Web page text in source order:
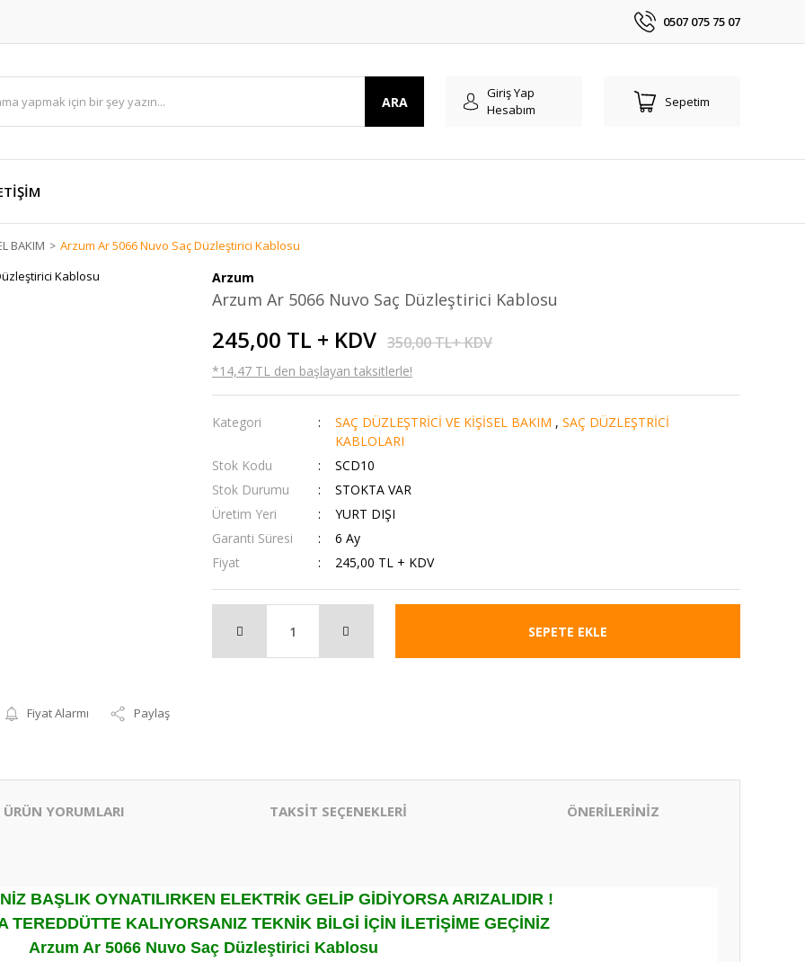
0507 075 75 07
ARA
Giriş Yap
Hesabım
Sepetim
BAKIM Arzum Ar 5066 Nuvo Saç Düzleştirici Kablosu
Fiyat Alarmı Paylaş
Arzum
Arzum Ar 5066 Nuvo Saç Düzleştirici Kablosu
245,00 TL + KDV 350,00 TL+ KDV
*14,47 TL den başlayan taksitlerle!
Kategori SAÇ DÜZLEŞTRİCİ VE KİŞİSEL BAKIM , SAÇ DÜZLEŞTRİCİ
KABLOLARI
Stok Kodu
SCD10
Stok Durumu
STOKTA VAR
Üretim Yeri
YURT DIŞI
Garanti Süresi
6 Ay
Fiyat
245,00 TL + KDV
SEPETE EKLE
ÜRÜN YORUMLARI TAKSİT SEÇENEKLERİ ÖNERİLERİNİZ
BAŞLIK OYNATILIRKEN ELEKTRİK GELİP GİDİYORSA ARIZALIDIR !
TEREDDÜTTE KALIYORSANIZ TEKNİK BİLGİ İÇİN İLETİŞİME GEÇİNİZ
Arzum Ar 5066 Nuvo Saç Düzleştirici Kablosu